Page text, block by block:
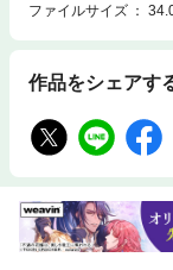
ファイルサイズ
作品をシェアす